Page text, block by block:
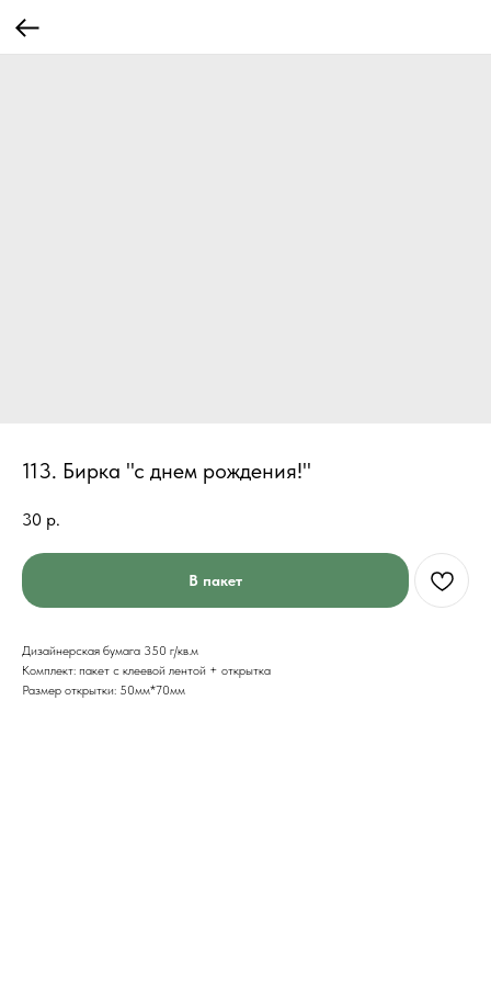
113. Бирка "с днем рождения!"
30 р.
В пакет
Дизайнерская бумага 350 г/кв.м
Комплект: пакет с клеевой лентой + открытка
Размер открытки: 50мм*70мм